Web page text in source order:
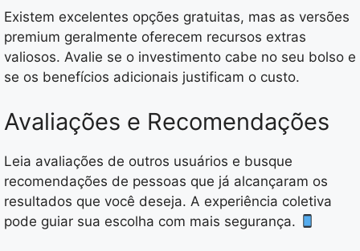
Existem excelentes opções gratuitas, mas as versões
premium geralmente oferecem recursos extras
valiosos. Avalie se o investimento cabe no seu bolso e
se os benefícios adicionais justificam o custo.
Avaliações e Recomendações
Leia avaliações de outros usuários e busque
recomendações de pessoas que já alcançaram os
resultados que você deseja. A experiência coletiva
pode guiar sua escolha com mais segurança.